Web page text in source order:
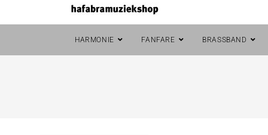
HARMONIE FANFARE BRASSBAND